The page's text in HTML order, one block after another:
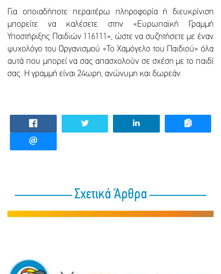
Για οποιαδήποτε περαιτέρω πληροφορία ή διευκρίνιση
μπορείτε να καλέσετε στην «Ευρωπαϊκή Γραμμή
Υποστήριξης Παιδιών 116111», ώστε να συζητήσετε με έναν
ψυχολόγο του Οργανισμού «Το Χαμόγελο του Παιδιού» όλα
αυτά που μπορεί να σας απασχολούν σε σχέση με το παιδί
σας. Η γραμμή είναι 24ωρη, ανώνυμη και δωρεάν.
Σχετικά Άρθρα